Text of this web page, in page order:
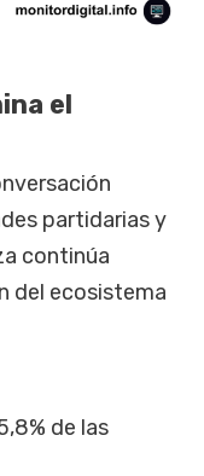
el
partidarias y
continúa
del ecosistema
de las